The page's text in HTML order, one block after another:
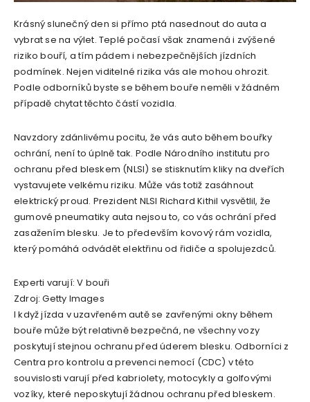
Krásný slunečný den si přímo ptá nasednout do auta a
vybrat se na výlet. Teplé počasí však znamená i zvýšené
riziko bouří, a tím pádem i nebezpečnějších jízdních
podmínek. Nejen viditelné rizika vás ale mohou ohrozit.
Podle odborníků byste se během bouře neměli v žádném
případě chytat těchto částí vozidla.
Navzdory zdánlivému pocitu, že vás auto během bouřky
ochrání, není to úplně tak. Podle Národního institutu pro
ochranu před bleskem (NLSI) se stisknutím kliky na dveřích
vystavujete velkému riziku. Může vás totiž zasáhnout
elektrický proud. Prezident NLSI Richard Kithil vysvětlil, že
gumové pneumatiky auta nejsou to, co vás ochrání před
zasažením blesku. Je to především kovový rám vozidla,
který pomáhá odvádět elektřinu od řidiče a spolujezdců.
Experti varují: V bouři
Zdroj: Getty Images
I když jízda v uzavřeném autě se zavřenými okny během
bouře může být relativně bezpečná, ne všechny vozy
poskytují stejnou ochranu před úderem blesku. Odborníci z
Centra pro kontrolu a prevenci nemocí (CDC) v této
souvislosti varují před kabriolety, motocykly a golfovými
vozíky, které neposkytují žádnou ochranu před bleskem.